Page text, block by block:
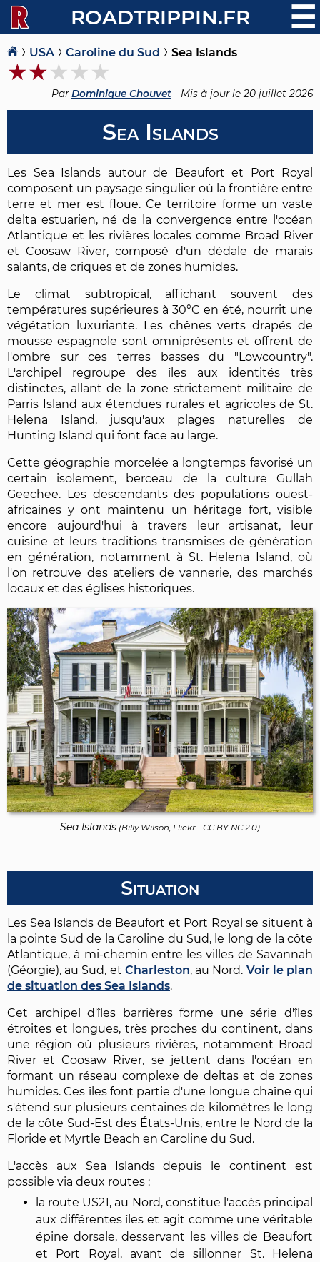
ROADTRIPPIN.FR ☰
USA Caroline du Sud Sea Islands
ParDominique Chouvet - Mis à jour le 20 juillet 2026
Sea Islands
Les Sea Islands autour de Beaufort et Port Royal
composent un paysage singulier où la frontière entre
terre et mer est floue. Ce territoire forme un vaste
delta estuarien, né de la convergence entre l'océan
Atlantique et les rivières locales comme Broad River
et Coosaw River, composé d'un dédale de marais
salants, de criques et de zones humides.
Le climat subtropical, affichant souvent des
températures supérieures à 30°C en été, nourrit une
végétation luxuriante. Les chênes verts drapés de
mousse espagnole sont omniprésents et offrent de
l'ombre sur ces terres basses du "Lowcountry".
L'archipel regroupe des îles aux identités très
distinctes, allant de la zone strictement militaire de
Parris Island aux étendues rurales et agricoles de St.
Helena Island, jusqu'aux plages naturelles de
Hunting Island qui font face au large.
Cette géographie morcelée a longtemps favorisé un
certain isolement, berceau de la culture Gullah
Geechee. Les descendants des populations ouest-
africaines y ont maintenu un héritage fort, visible
encore aujourd'hui à travers leur artisanat, leur
cuisine et leurs traditions transmises de génération
en génération, notamment à St. Helena Island, où
l'on retrouve des ateliers de vannerie, des marchés
locaux et des églises historiques.
Sea Islands (Billy Wilson, Flickr - CC BY-NC 2.0)
Situation
Les Sea Islands de Beaufort et Port Royal se situent à
la pointe Sud de la Caroline du Sud, le long de la côte
Atlantique, à mi-chemin entre les villes de Savannah
(Géorgie), au Sud, et Charleston, au Nord. Voir le plan
de situation des Sea Islands.
Cet archipel d'îles barrières forme une série d'îles
étroites et longues, très proches du continent, dans
une région où plusieurs rivières, notamment Broad
River et Coosaw River, se jettent dans l'océan en
formant un réseau complexe de deltas et de zones
humides. Ces îles font partie d'une longue chaîne qui
s'étend sur plusieurs centaines de kilomètres le long
de la côte Sud-Est des États-Unis, entre le Nord de la
Floride et Myrtle Beach en Caroline du Sud.
L'accès aux Sea Islands depuis le continent est
possible via deux routes :
la route US21, au Nord, constitue l'accès principal
aux différentes îles et agit comme une véritable
épine dorsale, desservant les villes de Beaufort
et Port Royal, avant de sillonner St. Helena